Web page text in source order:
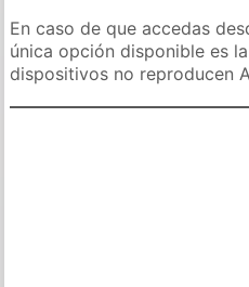
En caso de que accedas
única opción disponible es
dispositivos no reproducen